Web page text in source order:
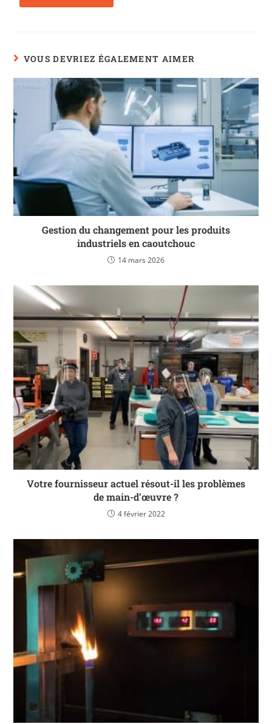
VOUS DEVRIEZ ÉGALEMENT AIMER
Gestion du changement pour les produits
industriels en caoutchouc
14 mars 2026
Votre fournisseur actuel résout-il les problèmes
de main-d’œuvre ?
4 février 2022